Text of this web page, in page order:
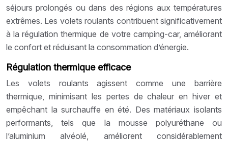
séjours prolongés ou dans des régions aux températures
extrêmes. Les volets roulants contribuent significativement
à la régulation thermique de votre camping-car, améliorant
le confort et réduisant la consommation d’énergie.
Régulation thermique efficace
Les volets roulants agissent comme une barrière
thermique, minimisant les pertes de chaleur en hiver et
empêchant la surchauffe en été. Des matériaux isolants
performants, tels que la mousse polyuréthane ou
l’aluminium alvéolé, améliorent considérablement